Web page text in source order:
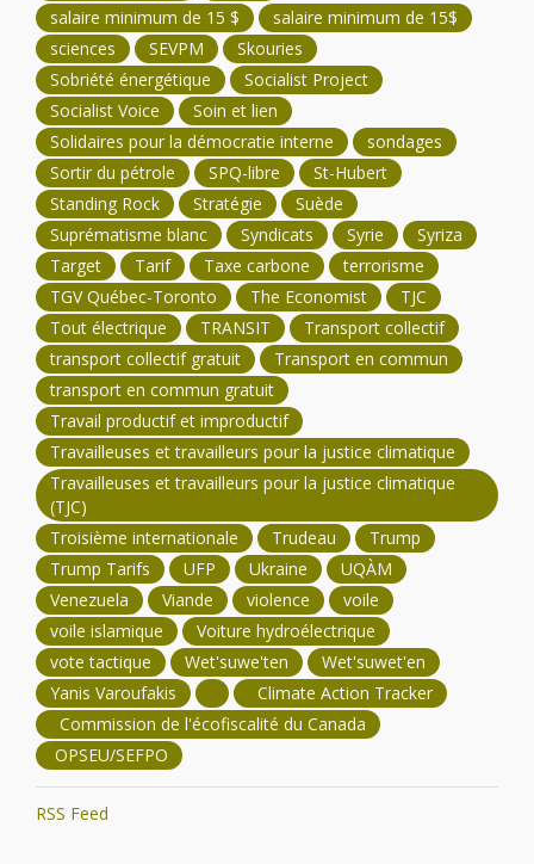
salaire minimum de 15 $
salaire minimum de 15$
sciences
SEVPM
Skouries
Sobriété énergétique
Socialist Project
Socialist Voice
Soin et lien
Solidaires pour la démocratie interne
sondages
Sortir du pétrole
SPQ-libre
St-Hubert
Standing Rock
Stratégie
Suède
Suprématisme blanc
Syndicats Syrie
Syriza
Target
Tarif Taxe carbone
terrorisme
TGV Québec-Toronto
The Economist
TJC
Tout électrique
TRANSIT
Transport collectif
transport collectif gratuit
Transport en commun
transport en commun gratuit
Travail productif et improductif
Travailleuses et travailleurs pour la justice climatique
Travailleuses et travailleurs pour la justice climatique
(TJC)
Troisième internationale
Trudeau
Trump
Trump Tarifs
UFP Ukraine
UQÀM
Venezuela
Viande violence
voile
voile islamique
Voiture hydroélectrique
vote tactique
Wet'suwe'ten
Wet'suwet'en
Yanis Varoufakis
Climate Action Tracker
Commission de l'écofiscalité du Canada
OPSEU/SEFPO
RSS Feed